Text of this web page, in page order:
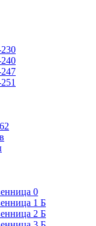
0
1 Б
2 Б